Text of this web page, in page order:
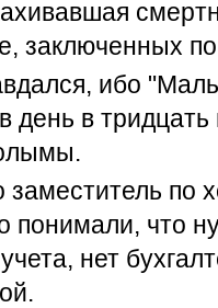
заключенных
ибо
день в
по
понимали, что
нет